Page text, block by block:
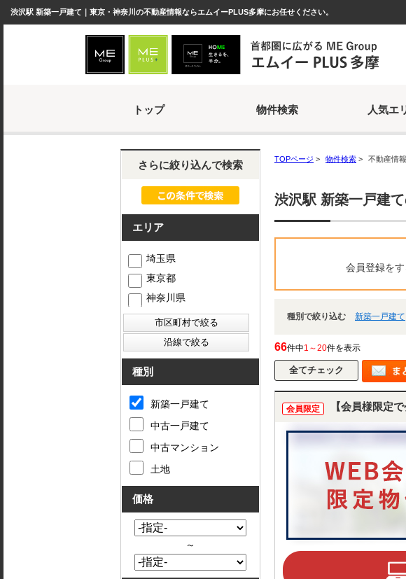
渋沢駅 新築一戸建て｜東京・神奈川の不動産情報ならエムイーPLUS多摩にお任せください。
トップ 物件検索 人気エ
TOPページ > 物件検索 > 不動産情
渋沢駅 新築一戸建
会員登録を
種別で絞り込む 新築一戸建て
66件中1～20件を表示
会員限定 【会員様限定で
さらに絞り込んで検索
エリア
埼玉県
東京都
神奈川県
種別
新築一戸建て
中古一戸建て
中古マンション
土地
価格
～